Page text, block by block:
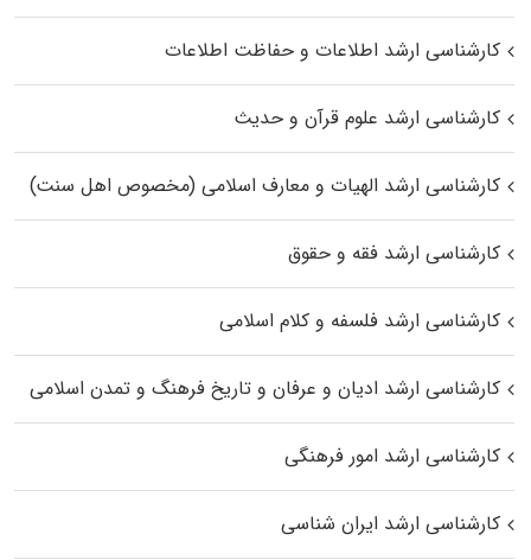
کارشناسی ارشد اطلاعات و حفاظت اطلاعات
کارشناسی ارشد علوم قرآن و حدیث
کارشناسی ارشد الهیات و معارف اسلامی (مخصوص اهل سنت)
کارشناسی ارشد فقه و حقوق
کارشناسی ارشد فلسفه و کلام اسلامی
کارشناسی ارشد ادیان و عرفان و تاریخ فرهنگ و تمدن اسلامی
کارشناسی ارشد امور فرهنگی
کارشناسی ارشد ایران شناسی